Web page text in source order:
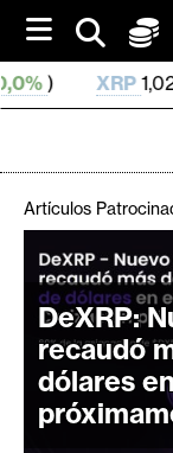
i
p
t
o
( -1,28%)
C
r
i
p
t
o
Artículos
DeXRP:
recaudó
dólares